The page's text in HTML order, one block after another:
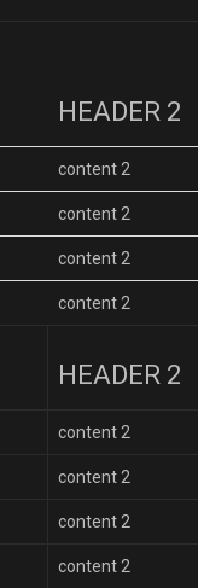
HEADER 2
content 2
content 2
content 2
content 2
HEADER 2
content 2
content 2
content 2
content 2